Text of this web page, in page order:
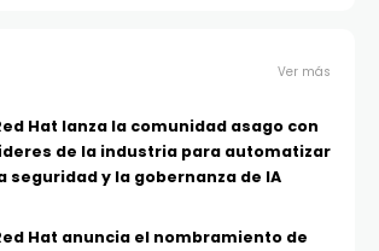
Ver más
Hat lanza la comunidad asago con
de la industria para automatizar
seguridad y la gobernanza de IA
Hat anuncia el nombramiento de